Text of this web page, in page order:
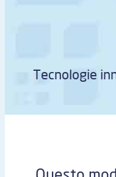
Tecnologie